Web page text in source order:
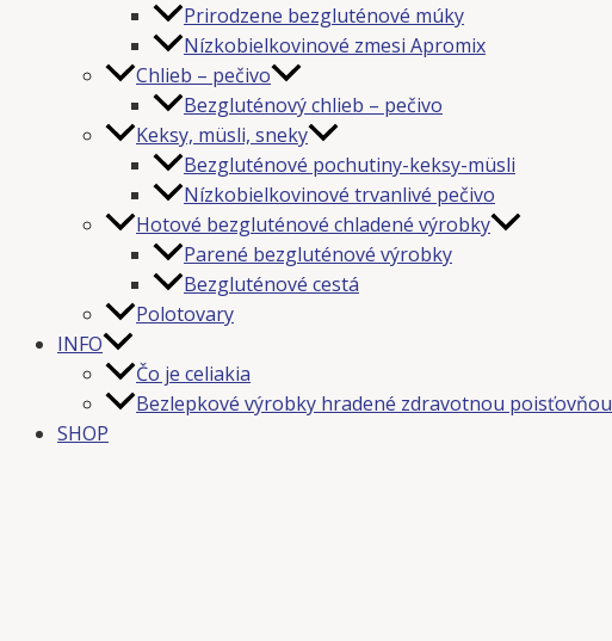
Prirodzene bezgluténové múky
Nízkobielkovinové zmesi Apromix
Chlieb – pečivo
Bezgluténový chlieb – pečivo
Keksy, müsli, sneky
Bezgluténové pochutiny-keksy-müsli
Nízkobielkovinové trvanlivé pečivo
Hotové bezgluténové chladené výrobky
Parené bezgluténové výrobky
Bezgluténové cestá
Polotovary
INFO
Čo je celiakia
Bezlepkové výrobky hradené zdravotnou poisťovňou
SHOP